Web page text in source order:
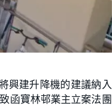
興建升降機的建議納入
函寶林邨業主立案法團